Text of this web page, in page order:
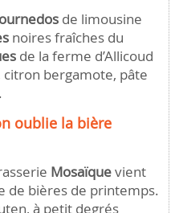
de limousine
noires fraîches du
de la ferme d’Allicoud
bergamote, pâte
oublie la bière
Mosaïquevient
de bières de printemps.
à petit degrés